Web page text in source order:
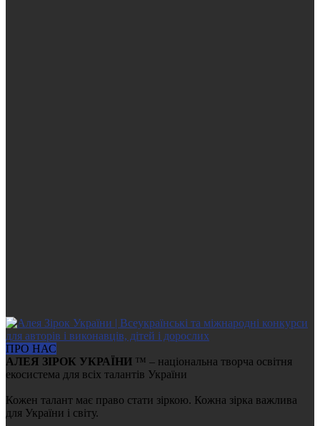
ПРО НАС
АЛЕЯ ЗІРОК УКРАЇНИ ™ – національна творча освітня
екосистема для всіх талантів України
Кожен талант має право стати зіркою. Кожна зірка важлива
для України і світу.